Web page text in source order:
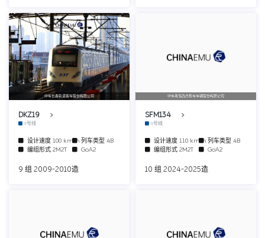
中车长春轨道客车股份有限公司
DKZ19
9号线
设计速度 100 km/h列车类型 4B
编组形式 2M2T GoA2
9 组 2009-2010造
中车青岛四方机车车辆股份有限公司
SFM134
9号线
设计速度 110 km/h列车类型 4B
编组形式 2M2T GoA2
10 组 2024-2025造